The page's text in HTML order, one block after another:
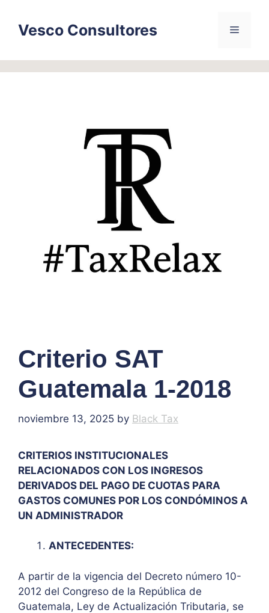
contentVesco Consultores Menu
Criterio SAT
Guatemala 1-2018
noviembre 13, 2025 by Black Tax
CRITERIOS INSTITUCIONALES
RELACIONADOS CON LOS INGRESOS
DERIVADOS DEL PAGO DE CUOTAS PARA
GASTOS COMUNES POR LOS CONDÓMINOS A
UN ADMINISTRADOR
ANTECEDENTES:
A partir de la vigencia del Decreto número 10-
2012 del Congreso de la República de
Guatemala, Ley de Actualización Tributaria, se